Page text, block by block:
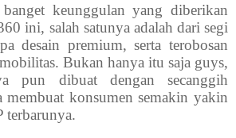
keunggulan yang diberikan
ini, salah satunya adalah dari segi
desain premium, serta terobosan
Bukan hanya itu saja guys,
pun dibuat dengan secanggih
konsumen semakin yakin
terbarunya.